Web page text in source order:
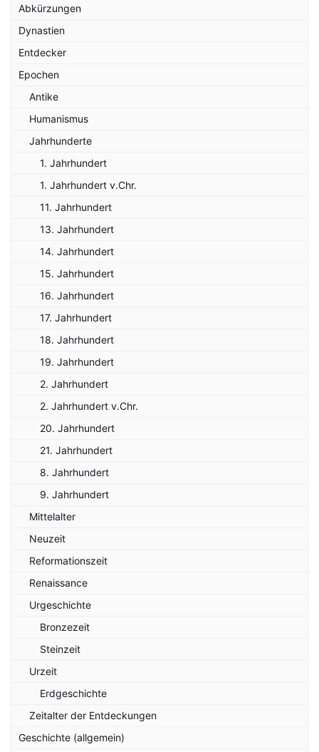
Abkürzungen
Dynastien
Entdecker
Epochen
Antike
Humanismus
Jahrhunderte
1. Jahrhundert
1. Jahrhundert v.Chr.
11. Jahrhundert
13. Jahrhundert
14. Jahrhundert
15. Jahrhundert
16. Jahrhundert
17. Jahrhundert
18. Jahrhundert
19. Jahrhundert
2. Jahrhundert
2. Jahrhundert v.Chr.
20. Jahrhundert
21. Jahrhundert
8. Jahrhundert
9. Jahrhundert
Mittelalter
Neuzeit
Reformationszeit
Renaissance
Urgeschichte
Bronzezeit
Steinzeit
Urzeit
Erdgeschichte
Zeitalter der Entdeckungen
Geschichte (allgemein)